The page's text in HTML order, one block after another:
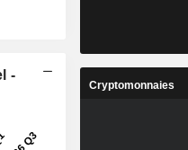
-
Cryptomonnaies